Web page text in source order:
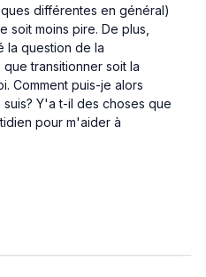
différentes en général)
soit moins pire. De plus,
la question de la
transitionner soit la
Comment puis-je alors
Y'a t-il des choses que
pour m'aider à